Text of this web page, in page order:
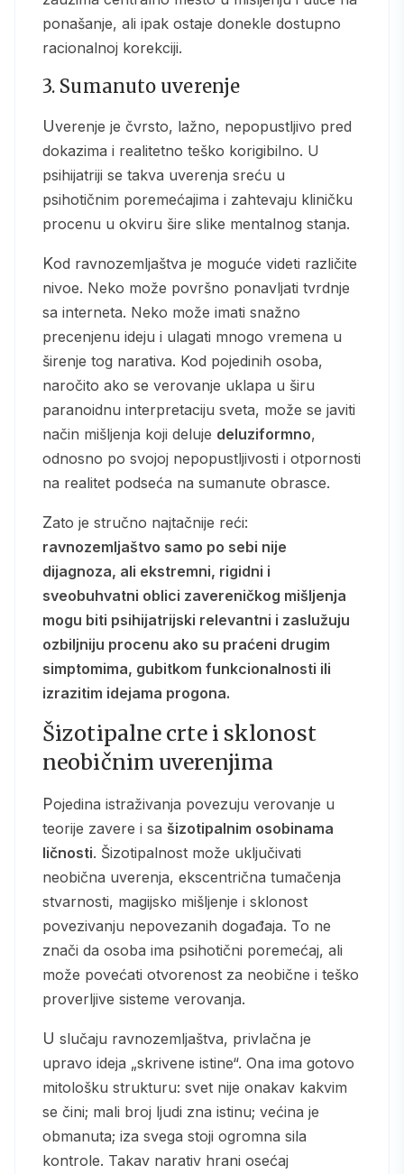
ponašanje, ali ipak ostaje donekle dostupno
racionalnoj korekciji.
3. Sumanuto uverenje
Uverenje je čvrsto, lažno, nepopustljivo pred
dokazima i realitetno teško korigibilno. U
psihijatriji se takva uverenja sreću u
psihotičnim poremećajima i zahtevaju kliničku
procenu u okviru šire slike mentalnog stanja.
Kod ravnozemljaštva je moguće videti različite
nivoe. Neko može površno ponavljati tvrdnje
sa interneta. Neko može imati snažno
precenjenu ideju i ulagati mnogo vremena u
širenje tog narativa. Kod pojedinih osoba,
naročito ako se verovanje uklapa u širu
paranoidnu interpretaciju sveta, može se javiti
način mišljenja koji deluje deluziformno,
odnosno po svojoj nepopustljivosti i otpornosti
na realitet podseća na sumanute obrasce.
Zato je stručno najtačnije reći:
ravnozemljaštvo samo po sebi nije
dijagnoza, ali ekstremni, rigidni i
sveobuhvatni oblici zavereničkog mišljenja
mogu biti psihijatrijski relevantni i zaslužuju
ozbiljniju procenu ako su praćeni drugim
simptomima, gubitkom funkcionalnosti ili
izrazitim idejama progona.
Šizotipalne crte i sklonost
neobičnim uverenjima
Pojedina istraživanja povezuju verovanje u
teorije zavere i sa šizotipalnim osobinama
ličnosti. Šizotipalnost može uključivati
neobična uverenja, ekscentrična tumačenja
stvarnosti, magijsko mišljenje i sklonost
povezivanju nepovezanih događaja. To ne
znači da osoba ima psihotični poremećaj, ali
može povećati otvorenost za neobične i teško
proverljive sisteme verovanja.
U slučaju ravnozemljaštva, privlačna je
upravo ideja „skrivene istine“. Ona ima gotovo
mitološku strukturu: svet nije onakav kakvim
se čini; mali broj ljudi zna istinu; većina je
obmanuta; iza svega stoji ogromna sila
kontrole. Takav narativ hrani osećaj